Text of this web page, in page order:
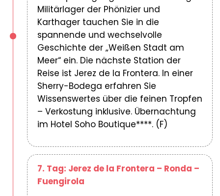
Militärlager der Phönizier und
Karthager tauchen Sie in die
spannende und wechselvolle
Geschichte der „Weißen Stadt am
Meer“ ein. Die nächste Station der
Reise ist Jerez de la Frontera. In einer
Sherry-Bodega erfahren Sie
Wissenswertes über die feinen Tropfen
– Verkostung inklusive. Übernachtung
im Hotel Soho Boutique****. (F)
7. Tag: Jerez de la Frontera – Ronda –
Fuengirola